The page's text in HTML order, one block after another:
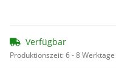
Verfügbar
Produktionszeit:6 - 8 Werktage